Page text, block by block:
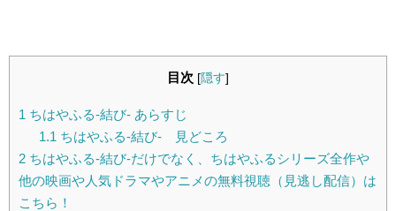
目次 [隠す]
1 ちはやふる-結び- あらすじ
1.1 ちはやふる-結び- 見どころ
2 ちはやふる-結び-だけでなく、ちはやふるシリーズ全作や
他の映画や人気ドラマやアニメの無料視聴（見逃し配信）は
こちら！